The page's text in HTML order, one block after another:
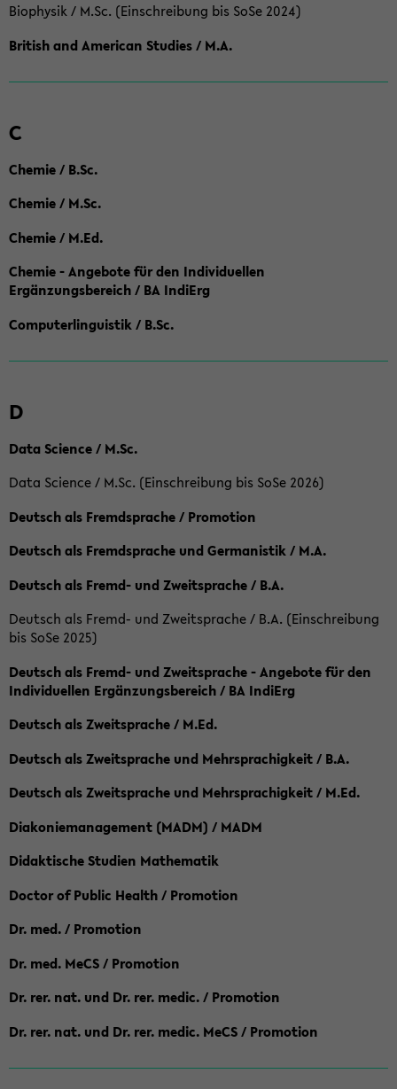
Biophysik / M.Sc. (Einschreibung bis SoSe 2024)
British and American Studies / M.A.
C
Chemie / B.Sc.
Chemie / M.Sc.
Chemie / M.Ed.
Chemie - Angebote für den Individuellen
Ergänzungsbereich / BA IndiErg
Computerlinguistik / B.Sc.
D
Data Science / M.Sc.
Data Science / M.Sc. (Einschreibung bis SoSe 2026)
Deutsch als Fremdsprache / Promotion
Deutsch als Fremdsprache und Germanistik / M.A.
Deutsch als Fremd- und Zweitsprache / B.A.
Deutsch als Fremd- und Zweitsprache / B.A. (Einschreibung
bis SoSe 2025)
Deutsch als Fremd- und Zweitsprache - Angebote für den
Individuellen Ergänzungsbereich / BA IndiErg
Deutsch als Zweitsprache / M.Ed.
Deutsch als Zweitsprache und Mehrsprachigkeit / B.A.
Deutsch als Zweitsprache und Mehrsprachigkeit / M.Ed.
Diakoniemanagement (MADM) / MADM
Didaktische Studien Mathematik
Doctor of Public Health / Promotion
Dr. med. / Promotion
Dr. med. MeCS / Promotion
Dr. rer. nat. und Dr. rer. medic. / Promotion
Dr. rer. nat. und Dr. rer. medic. MeCS / Promotion